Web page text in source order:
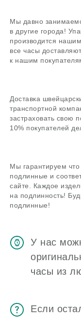
Мы давно
в другие города!
производится
все часы
к нашим
Доставка
транспортной
застраховать свою
10% покупателей
Мы гарантируем
подлинные и
сайте. Каждое
на подлинность!
подлинные!
В
Сервис /
ремонт
ОТЗЫВЫ
КОНТАКТЫ
г. Москва, Гоголевский
Ежедневно с 12 до 20
продажа
часовой центр
+7-999-